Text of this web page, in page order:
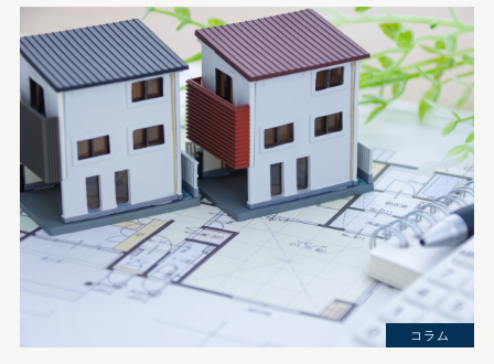
コラム